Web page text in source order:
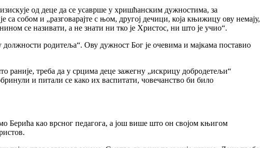
од деце да се усаврше у хришћанским дужностима, за
собом и „разговарајте с њом, другој дечици, која књижицу ову немају,
се називати, а не знати ни тко је Христос, ни што је учио“.
должности родитеља“. Ову дужност Бог је очевима и мајкама поставио
раније, треба да у срцима деце зажегну „искрицу добродетељи“
и питали се како их васпитати, човечанство би било
Берића као врсног педагога, а још више што он својом књигом